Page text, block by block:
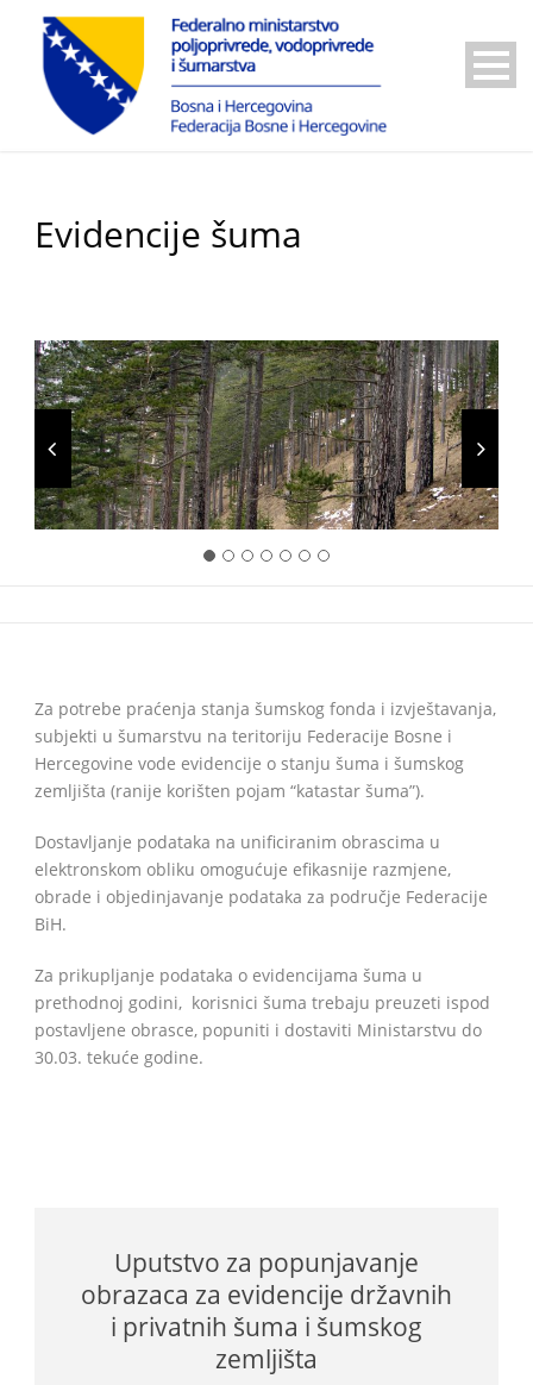
Evidencije šuma
Za potrebe praćenja stanja šumskog fonda i izvještavanja,
subjekti u šumarstvu na teritoriju Federacije Bosne i
Hercegovine vode evidencije o stanju šuma i šumskog
zemljišta (ranije korišten pojam “katastar šuma”).
Dostavljanje podataka na unificiranim obrascima u
elektronskom obliku omogućuje efikasnije razmjene,
obrade i objedinjavanje podataka za područje Federacije
BiH.
Za prikupljanje podataka o evidencijama šuma u
prethodnoj godini, korisnici šuma trebaju preuzeti ispod
postavljene obrasce, popuniti i dostaviti Ministarstvu do
30.03. tekuće godine.
Uputstvo za popunjavanje
obrazaca za evidencije državnih
i privatnih šuma i šumskog
zemljišta